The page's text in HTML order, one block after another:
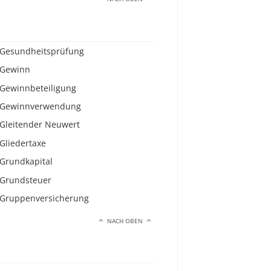
Gesundheitsprüfung
Gewinn
Gewinnbeteiligung
Gewinnverwendung
Gleitender Neuwert
Gliedertaxe
Grundkapital
Grundsteuer
Gruppenversicherung
NACH OBEN